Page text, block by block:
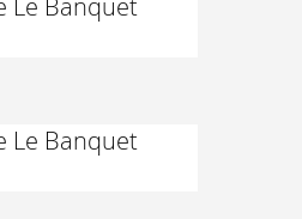
Le Banquet
Le Banquet